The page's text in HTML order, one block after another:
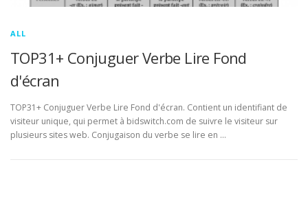
ALL
TOP31+ Conjuguer Verbe Lire Fond
d'écran
TOP31+ Conjuguer Verbe Lire Fond d'écran. Contient un identifiant de
visiteur unique, qui permet à bidswitch.com de suivre le visiteur sur
plusieurs sites web. Conjugaison du verbe se lire en …